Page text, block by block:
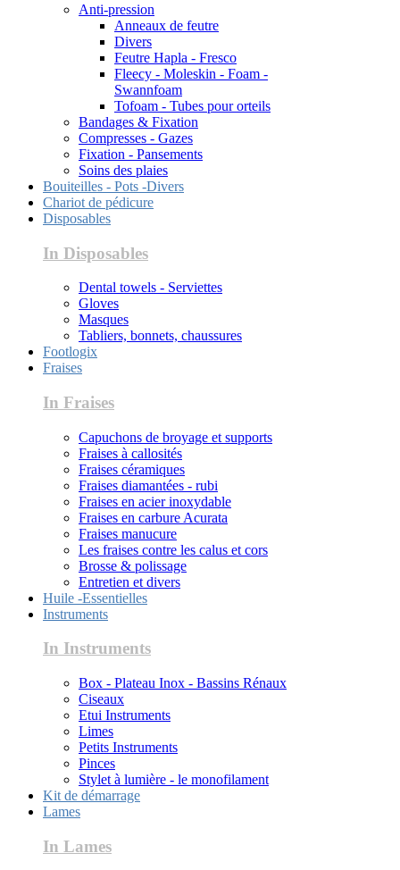
Anti-pression
Anneaux de feutre
Divers
Feutre Hapla - Fresco
Fleecy - Moleskin - Foam -
Swannfoam
Tofoam - Tubes pour orteils
Bandages & Fixation
Compresses - Gazes
Fixation - Pansements
Soins des plaies
Bouiteilles - Pots -Divers
Chariot de pédicure
Disposables
In Disposables
Dental towels - Serviettes
Gloves
Masques
Tabliers, bonnets, chaussures
Footlogix
Fraises
In Fraises
Capuchons de broyage et supports
Fraises à callosités
Fraises céramiques
Fraises diamantées - rubi
Fraises en acier inoxydable
Fraises en carbure Acurata
Fraises manucure
Les fraises contre les calus et cors
Brosse & polissage
Entretien et divers
Huile -Essentielles
Instruments
In Instruments
Box - Plateau Inox - Bassins Rénaux
Ciseaux
Etui Instruments
Limes
Petits Instruments
Pinces
Stylet à lumière - le monofilament
Kit de démarrage
Lames
In Lames